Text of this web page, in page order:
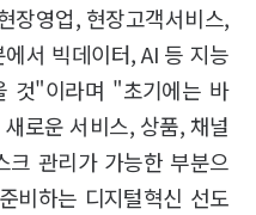
장영업, 현장고객서비스,
서 빅데이터, AI 등 지능
것"이라며 "초기에는 바
로운 서비스, 상품, 채널
크 관리가 가능한 부분으
비하는 디지털혁신 선도